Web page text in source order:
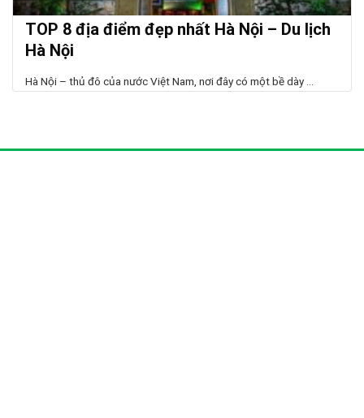
TOP 8 địa điểm đẹp nhất Hà Nội – Du lịch
Hà Nội
Hà Nội – thủ đô của nước Việt Nam, nơi đây có một bề dày ...